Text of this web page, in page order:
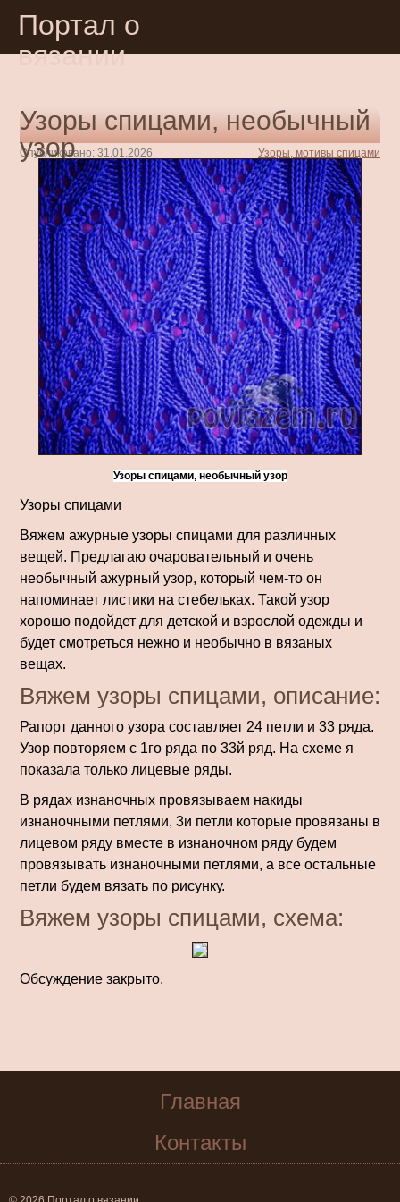
Портал о
вязании
Узоры спицами, необычный
узор
Опубликовано: 31.01.2026 Узоры, мотивы спицами
Узоры спицами, необычный узор
Узоры спицами
Вяжем ажурные узоры спицами для различных
вещей. Предлагаю очаровательный и очень
необычный ажурный узор, который чем-то он
напоминает листики на стебельках. Такой узор
хорошо подойдет для детской и взрослой одежды и
будет смотреться нежно и необычно в вязаных
вещах.
Вяжем узоры спицами, описание:
Рапорт данного узора составляет 24 петли и 33 ряда.
Узор повторяем с 1го ряда по 33й ряд. На схеме я
показала только лицевые ряды.
В рядах изнаночных провязываем накиды
изнаночными петлями, 3и петли которые провязаны в
лицевом ряду вместе в изнаночном ряду будем
провязывать изнаночными петлями, а все остальные
петли будем вязать по рисунку.
Вяжем узоры спицами, схема:
Обсуждение закрыто.
Главная
Контакты